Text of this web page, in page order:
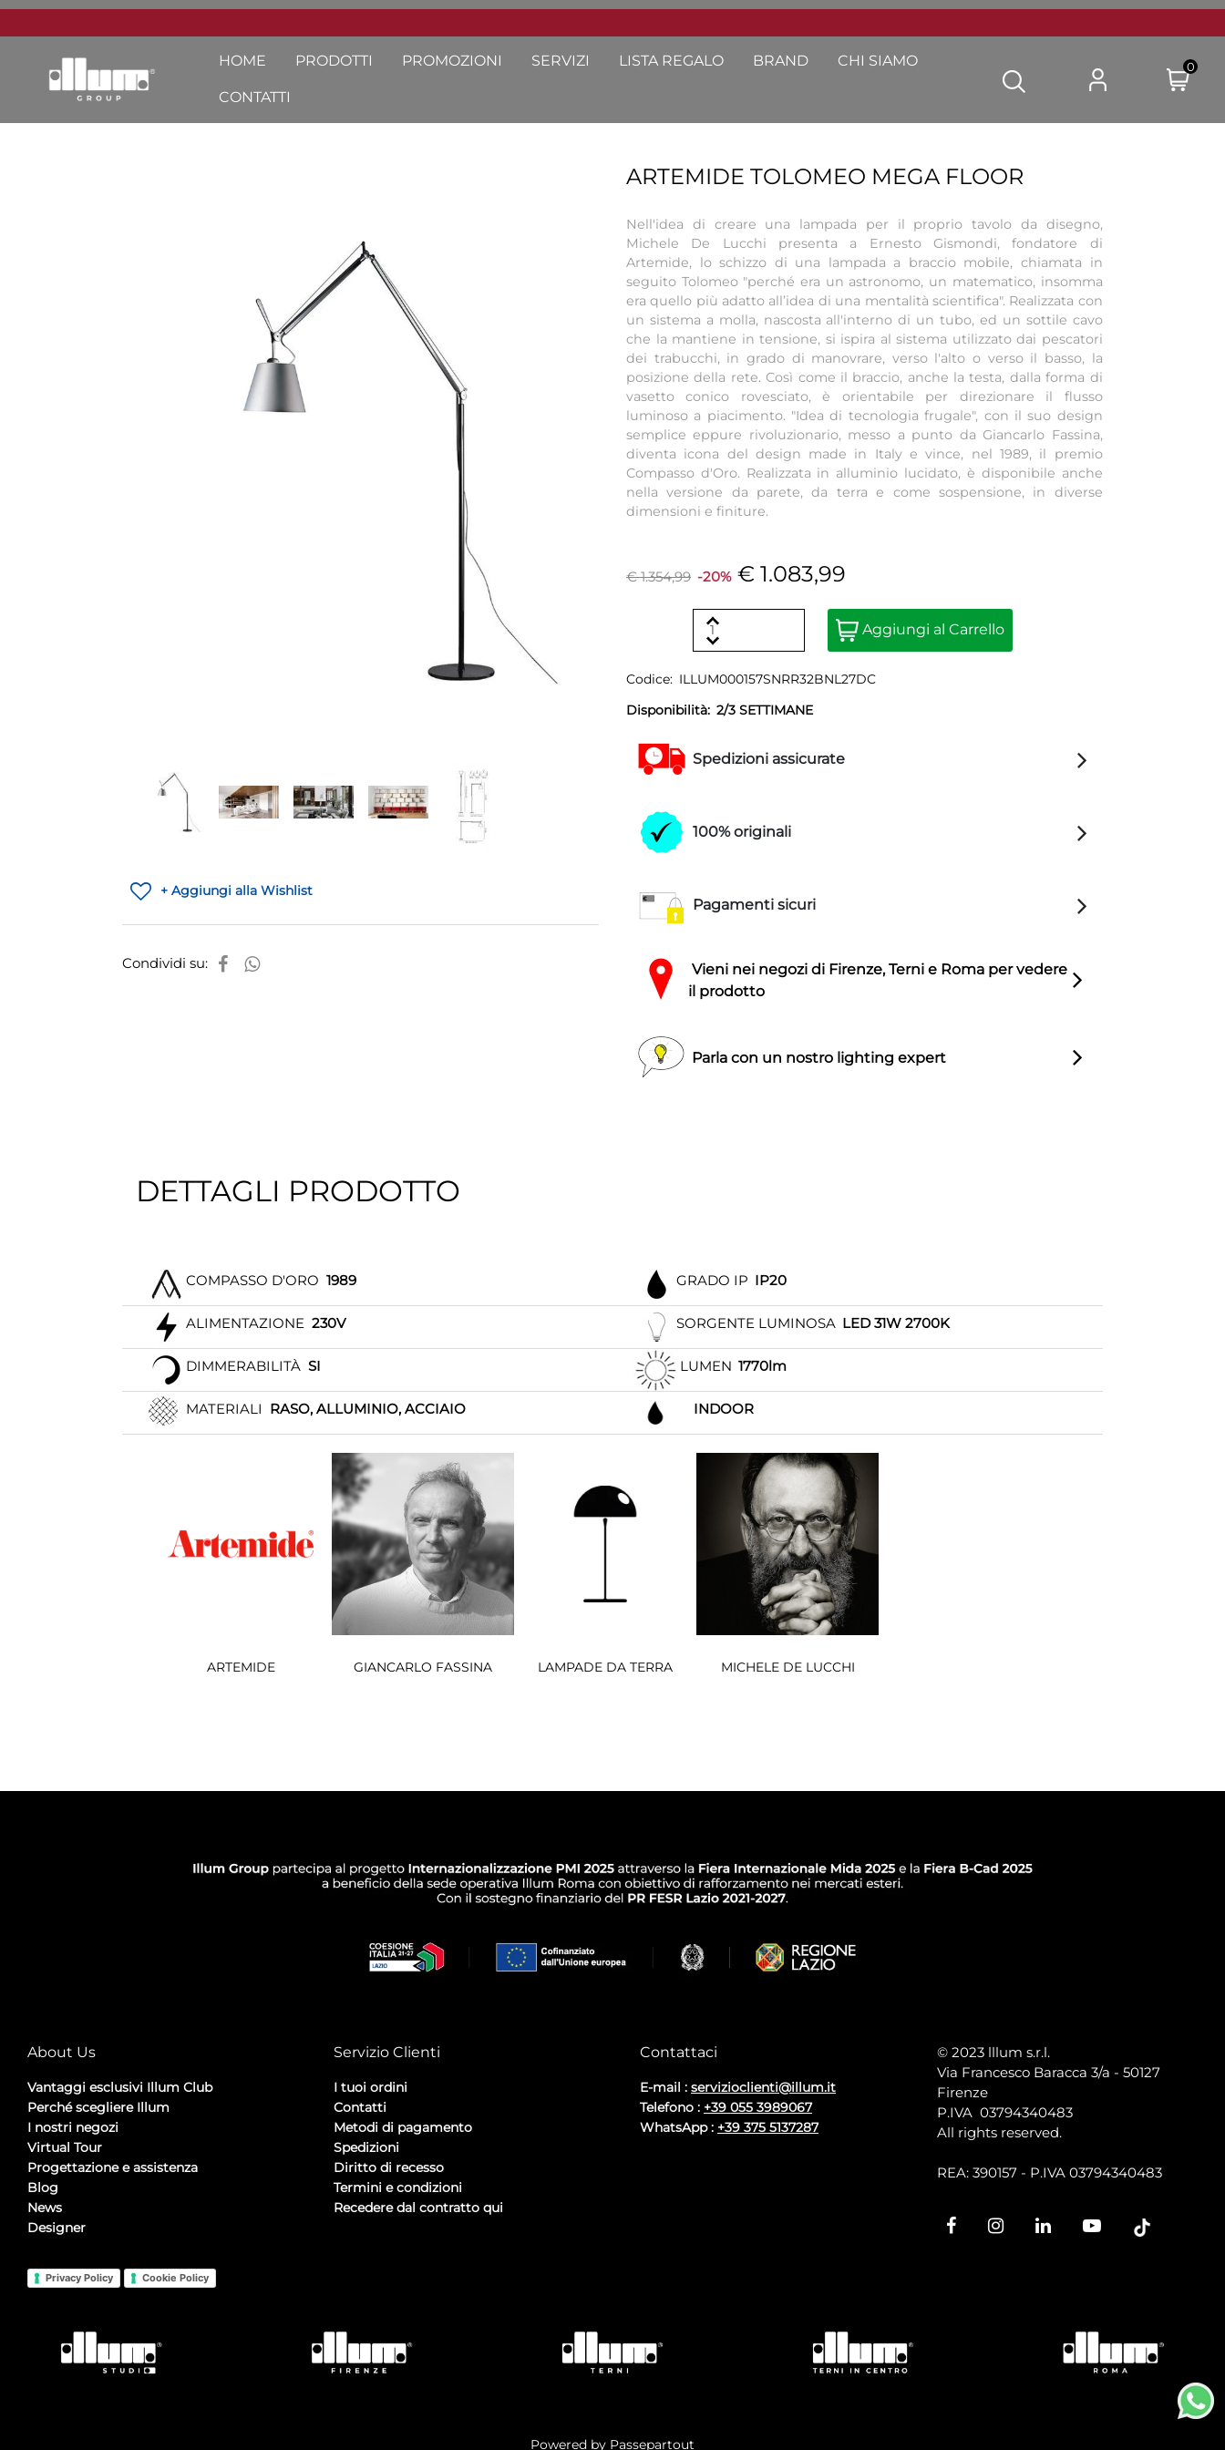
HOME PRODOTTI PROMOZIONI SERVIZI LISTA REGALO BRAND CHI SIAMO
CONTATTI
0
+ Aggiungi alla Wishlist
Condividi su:
ARTEMIDE TOLOMEO MEGA FLOOR
Nell'idea di creare una lampada per il proprio tavolo da disegno,
Michele De Lucchi presenta a Ernesto Gismondi, fondatore di
Artemide, lo schizzo di una lampada a braccio mobile, chiamata in
seguito Tolomeo "perché era un astronomo, un matematico, insomma
era quello più adatto all’idea di una mentalità scientifica". Realizzata con
un sistema a molla, nascosta all'interno di un tubo, ed un sottile cavo
che la mantiene in tensione, si ispira al sistema utilizzato dai pescatori
dei trabucchi, in grado di manovrare, verso l'alto o verso il basso, la
posizione della rete. Così come il braccio, anche la testa, dalla forma di
vasetto conico rovesciato, è orientabile per direzionare il flusso
luminoso a piacimento. "Idea di tecnologia frugale", con il suo design
semplice eppure rivoluzionario, messo a punto da Giancarlo Fassina,
diventa icona del design made in Italy e vince, nel 1989, il premio
Compasso d'Oro. Realizzata in alluminio lucidato, è disponibile anche
nella versione da parete, da terra e come sospensione, in diverse
dimensioni e finiture.
€ 1.354,99 -20% € 1.083,99
Quantità
Aggiungi al Carrello
Codice: ILLUM000157SNRR32BNL27DC
Disponibilità: 2/3 SETTIMANE
Spedizioni assicurate
100% originali
Pagamenti sicuri
Vieni nei negozi di Firenze, Terni e Roma per vedere
il prodotto
Parla con un nostro lighting expert
DETTAGLI PRODOTTO
COMPASSO D'ORO 1989
ALIMENTAZIONE 230V
DIMMERABILITÀ SI
MATERIALI RASO, ALLUMINIO, ACCIAIO
GRADO IP IP20
SORGENTE LUMINOSA LED 31W 2700K
LUMEN 1770lm
INDOOR
ARTEMIDE GIANCARLO FASSINA LAMPADE DA TERRA MICHELE DE LUCCHI
About Us
Vantaggi esclusivi Illum Club
Perché scegliere Illum
I nostri negozi
Virtual Tour
Progettazione e assistenza
Blog
News
Designer
Privacy Policy Cookie Policy
Servizio Clienti
I tuoi ordini
Contatti
Metodi di pagamento
Spedizioni
Diritto di recesso
Termini e condizioni
Recedere dal contratto qui
Contattaci
E-mail : servizioclienti@illum.it
Telefono : +39 055 3989067
WhatsApp : +39 375 5137287
© 2023 lllum s.r.l.
Via Francesco Baracca 3/a - 50127
Firenze
P.IVA 03794340483
All rights reserved.
REA: 390157 - P.IVA 03794340483
Powered by Passepartout